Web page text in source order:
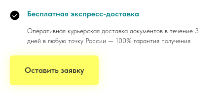
Бесплатная экспресс-доставка
Оперативная курьерская доставка документов в течение 3
дней в любую точку России — 100% гарантия получения
Оставить заявку